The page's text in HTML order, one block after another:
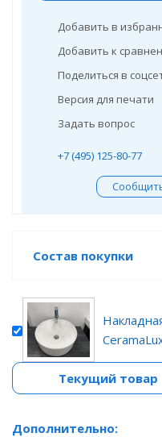
Добавить в
Добавить к
Поделиться в
Версия для печати
Задать вопрос
+7 (495) 125-80-77
Состав покупки
Текущий товар
Дополнительно: